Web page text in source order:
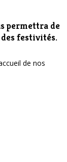
permettra de
festivités.
de nos